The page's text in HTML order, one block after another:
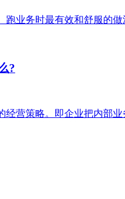
业务时最有效和舒服的
?
营策略。即企业把内部